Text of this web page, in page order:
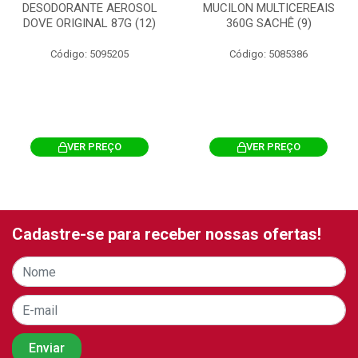
DESODORANTE AEROSOL
DOVE ORIGINAL 87G (12)
Código: 5095205
VER PREÇO
MUCILON MULTICEREAIS
360G SACHÊ (9)
Código: 5085386
VER PREÇO
Cadastre-se para receber nossas ofertas!